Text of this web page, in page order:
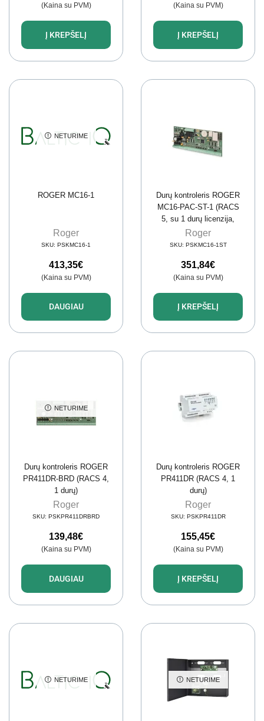
(Kaina su PVM)
Į KREPŠELĮ
(Kaina su PVM)
Į KREPŠELĮ
NETURIME
ROGER MC16-1
Roger
SKU: PSKMC16-1
413,35€
(Kaina su PVM)
DAUGIAU
Durų kontroleris ROGER
MC16-PAC-ST-1 (RACS
5, su 1 durų licenzija,
8192 vart., 8 mln. įvykių)
Roger
SKU: PSKMC16-1ST
351,84€
(Kaina su PVM)
Į KREPŠELĮ
NETURIME
Durų kontroleris ROGER
PR411DR-BRD (RACS 4,
1 durų)
Roger
SKU: PSKPR411DRBRD
139,48€
(Kaina su PVM)
DAUGIAU
Durų kontroleris ROGER
PR411DR (RACS 4, 1
durų)
Roger
SKU: PSKPR411DR
155,45€
(Kaina su PVM)
Į KREPŠELĮ
NETURIME NETURIME